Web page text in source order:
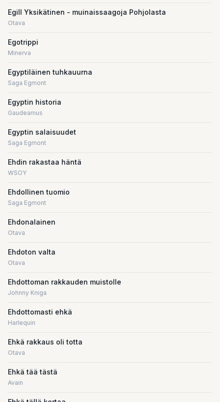
Egill Yksikätinen - muinaissaagoja Pohjolasta
Otava
Egotrippi
Minerva
Egyptiläinen tuhkauurna
Saga Egmont
Egyptin historia
Gaudeamus
Egyptin salaisuudet
Saga Egmont
Ehdin rakastaa häntä
WSOY
Ehdollinen tuomio
Saga Egmont
Ehdonalainen
Otava
Ehdoton valta
Otava
Ehdottoman rakkauden muistolle
Johnny Kniga
Ehdottomasti ehkä
Harlequin
Ehkä rakkaus oli totta
Otava
Ehkä tää tästä
Avain